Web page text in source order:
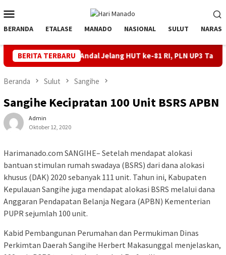
ke
kontenMobile
BERANDA ETALASE MANADO NASIONAL SULUT NARASI
BERITA TERBARU
Andal Jelang HUT ke-81 RI, PLN UP3 Tahuna Gelar Apel
Beranda Sulut Sangihe
Sangihe Kecipratan 100 Unit BSRS APBN
Admin
Oktober 12, 2020
Harimanado.com SANGIHE– Setelah mendapat alokasi
bantuan stimulan rumah swadaya (BSRS) dari dana alokasi
khusus (DAK) 2020 sebanyak 111 unit. Tahun ini, Kabupaten
Kepulauan Sangihe juga mendapat alokasi BSRS melalui dana
Anggaran Pendapatan Belanja Negara (APBN) Kementerian
PUPR sejumlah 100 unit.
Kabid Pembangunan Perumahan dan Permukiman Dinas
Perkimtan Daerah Sangihe Herbert Makasunggal menjelaskan,